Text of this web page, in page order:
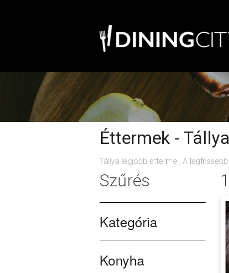
Éttermek - Tállya
Tállya legjobb éttermei. A
Szűrés
Kategória
Konyha